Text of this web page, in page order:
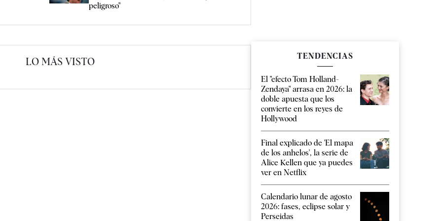
peligroso"
LO MÁS VISTO TENDENCIAS
El "efecto Tom Holland-
Zendaya" arrasa en 2026: la
doble apuesta que los
convierte en los reyes de
Hollywood
Final explicado de 'El mapa
de los anhelos', la serie de
Alice Kellen que ya puedes
ver en Netflix
Calendario lunar de agosto
2026: fases, eclipse solar y
Perseidas